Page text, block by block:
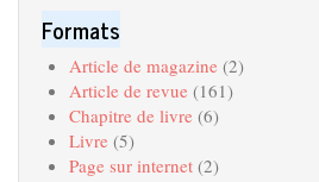
Formats
Article de magazine (2)
Article de revue (161)
Chapitre de livre (6)
Livre (5)
Page sur internet(2)